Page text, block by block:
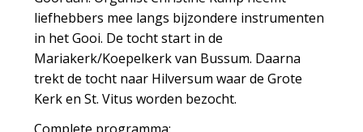
liefhebbers mee langs bijzondere instrumenten
in het Gooi. De tocht start in de
Mariakerk/Koepelkerk van Bussum. Daarna
trekt de tocht naar Hilversum waar de Grote
Kerk en St. Vitus worden bezocht.